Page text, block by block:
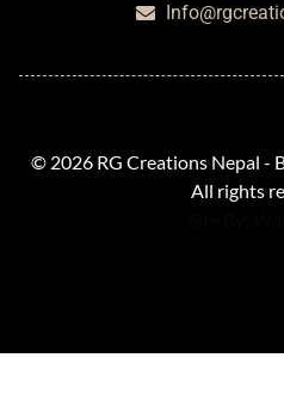
© 2026 RG Creations Nepal -
All rights